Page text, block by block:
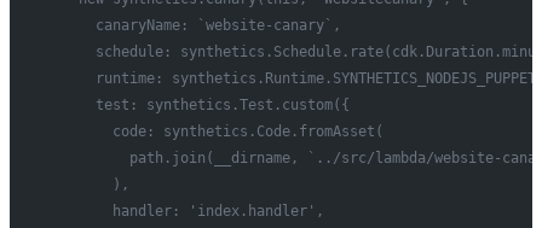
      canaryName: `website-canary`,
schedule:
runtime:
      test: synthetics.Test.custom({
        code: synthetics.Code.fromAsset(
path.join(__dirname, `../src/lambda/website-
        ),
        handler: 'index.handler',